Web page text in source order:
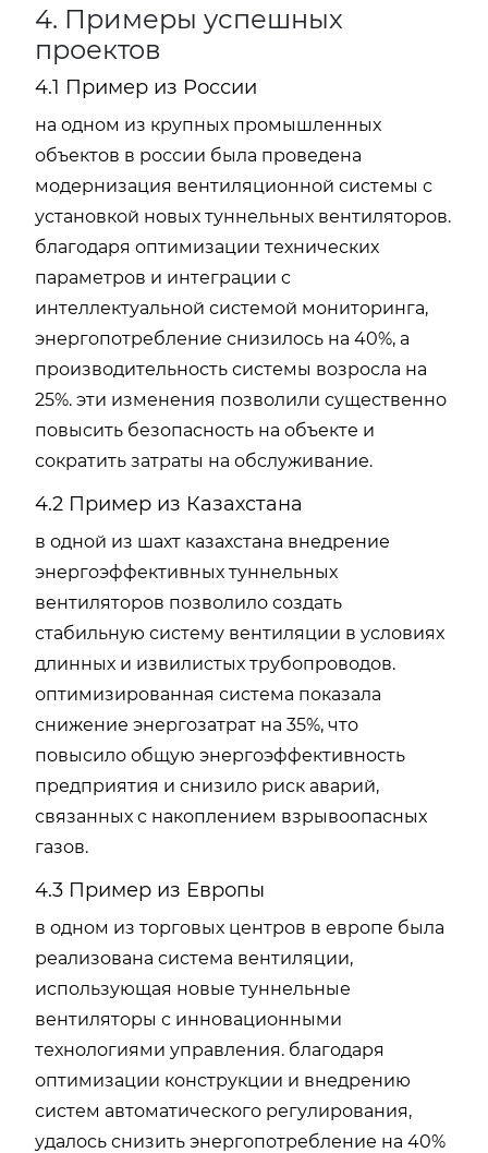
4. Примеры успешных
проектов
4.1 Пример из России
на одном из крупных промышленных
объектов в россии была проведена
модернизация вентиляционной системы с
установкой новых туннельных вентиляторов.
благодаря оптимизации технических
параметров и интеграции с
интеллектуальной системой мониторинга,
энергопотребление снизилось на 40%, а
производительность системы возросла на
25%. эти изменения позволили существенно
повысить безопасность на объекте и
сократить затраты на обслуживание.
4.2 Пример из Казахстана
в одной из шахт казахстана внедрение
энергоэффективных туннельных
вентиляторов позволило создать
стабильную систему вентиляции в условиях
длинных и извилистых трубопроводов.
оптимизированная система показала
снижение энергозатрат на 35%, что
повысило общую энергоэффективность
предприятия и снизило риск аварий,
связанных с накоплением взрывоопасных
газов.
4.3 Пример из Европы
в одном из торговых центров в европе была
реализована система вентиляции,
использующая новые туннельные
вентиляторы с инновационными
технологиями управления. благодаря
оптимизации конструкции и внедрению
систем автоматического регулирования,
удалось снизить энергопотребление на 40%